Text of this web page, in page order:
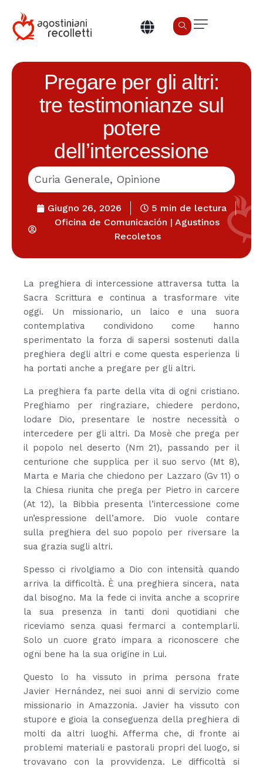
Inizio
Chi siamo
Cosa facciamo
Sant’Agostino
Famiglia Recolletta
Canale Etico
Ambienti Sicuri
Pregare per gli altri:
tre testimonianze sul
potere
dell’intercessione
Curia Generale, Opinione
Giugno 26, 2026
5 min de lectura
Oficina de Comunicación | Agustinos
Recoletos
La preghiera di intercessione attraversa tutta la
Sacra Scrittura e continua a trasformare vite
oggi. Un missionario, un laico e una suora
contemplativa condividono come hanno
sperimentato la forza di sapersi sostenuti dalla
preghiera degli altri e come questa esperienza li
ha portati anche a pregare per gli altri.
La preghiera fa parte della vita di ogni cristiano.
Preghiamo per ringraziare, chiedere perdono,
lodare Dio, presentare le nostre necessità o
intercedere per gli altri. Da Mosè che prega per
il popolo nel deserto (Nm 21), passando per il
centurione che supplica per il suo servo (Mt 8),
Marta e Maria che chiedono per Lazzaro (Gv 11) o
la Chiesa riunita che prega per Pietro in carcere
(At 12), la Bibbia presenta l’intercessione come
un’espressione dell’amore. Dio vuole contare
sulla preghiera del suo popolo per riversare la
sua grazia sugli altri.
Spesso ci rivolgiamo a Dio con intensità quando
arriva la difficoltà. È una preghiera sincera, nata
dal bisogno. Ma la fede ci invita anche a scoprire
la sua presenza in tanti doni quotidiani che
riceviamo senza quasi fermarci a contemplarli.
Solo un cuore grato impara a riconoscere che
ogni bene ha la sua origine in Lui.
Questo lo ha vissuto in prima persona frate
Javier Hernández, nei suoi anni di servizio come
missionario in Amazzonia. Javier ha vissuto con
stupore e gioia la conseguenza della preghiera di
molti da altri luoghi. Afferma che, di fronte ai
problemi materiali e pastorali propri del luogo, si
trovavano con la provvidenza. Le difficoltà si